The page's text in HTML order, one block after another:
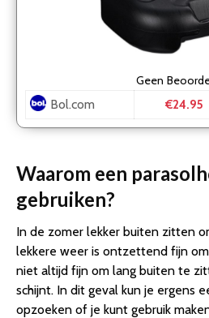
Geen
Bol.com €24.95
Waarom een
gebruiken?
In de zomer lekker buiten zitten
lekkere weer is ontzettend fijn
niet altijd fijn om lang buiten te
schijnt. In dit geval kun je ergens
opzoeken of je kunt gebruik